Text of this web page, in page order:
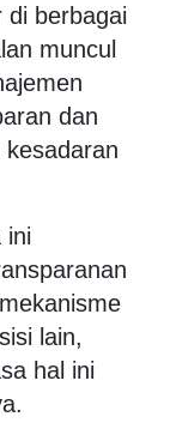
di berbagai
muncul
dan
ini
lain,
hal ini